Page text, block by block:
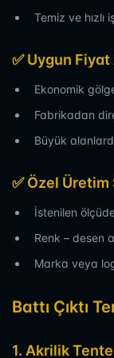
Temiz ve hızlı
✅ Uygun Fiyat
Ekonomik
Fabrikadan
Büyük
✅ Özel
İstenilen
Renk – desen
Marka veya
Battı Çıktı
1. Akrilik Tente